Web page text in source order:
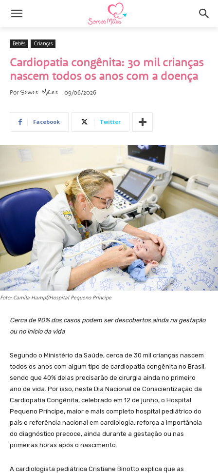
Bebês Crianças
Cardiopatia congênita: 30 mil crianças
nascem todos os anos com a doença
Por Somos Mães 09/06/2026
Facebook Twitter
Foto: Camila Hampf/Hospital Pequeno Príncipe
Cerca de 90% dos casos podem ser descobertos ainda na gestação
ou no início da vida
Segundo o Ministério da Saúde, cerca de 30 mil crianças nascem
todos os anos com algum tipo de cardiopatia congênita no Brasil,
sendo que 40% delas precisarão de cirurgia ainda no primeiro
ano de vida. Por isso, neste Dia Nacional de Conscientização da
Cardiopatia Congênita, celebrado em 12 de junho, o Hospital
Pequeno Príncipe, maior e mais completo hospital pediátrico do
país e referência nacional em cardiologia, reforça a importância
do diagnóstico precoce, ainda durante a gestação ou nas
primeiras horas após o nascimento.
A cardiologista pediátrica Cristiane Binotto explica que as